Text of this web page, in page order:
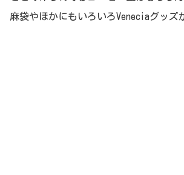
麻袋やほかにもいろいろVeneciaグッズ